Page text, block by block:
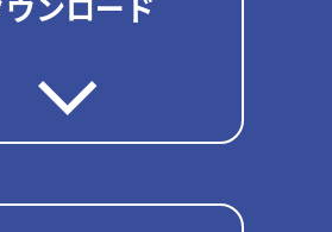
ンロード